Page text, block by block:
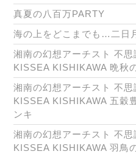
真夏の八百万PARTY
海の上をどこまでも…二日
湘南の幻想アーチスト 不
KISSEA KISHIKAWA 晩秋
湘南の幻想アーチスト 不
KISSEA KISHIKAWA 五穀
ンキ
湘南の幻想アーチスト 不
KISSEA KISHIKAWA 羽鳥